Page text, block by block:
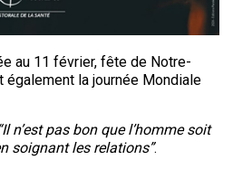
au 11 février, fête de Notre-
également la journée Mondiale
“Il n’est pas bon que l’homme soit
soignant les relations”.